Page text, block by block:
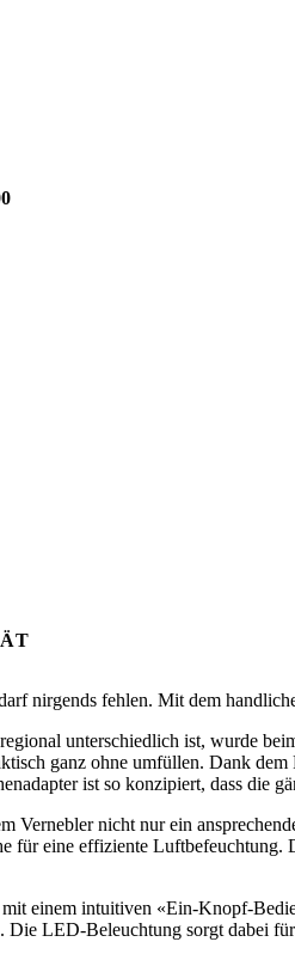
nirgends fehlen. Mit dem
unterschiedlich ist, wurde
ganz ohne umfüllen. Dank
ist so konzipiert, dass die
Vernebler nicht nur ein
für eine effiziente Luftbefeuchtung.
einem intuitiven «Ein-Knopf-
Die LED-Beleuchtung sorgt dabei